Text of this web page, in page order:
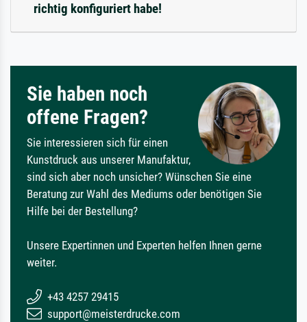
richtig konfiguriert habe!
Sie haben noch
offene Fragen?
Sie interessieren sich für einen
Kunstdruck aus unserer Manufaktur,
sind sich aber noch unsicher? Wünschen Sie eine
Beratung zur Wahl des Mediums oder benötigen Sie
Hilfe bei der Bestellung?
Unsere Expertinnen und Experten helfen Ihnen gerne
weiter.
+43 4257 29415
support@meisterdrucke.com